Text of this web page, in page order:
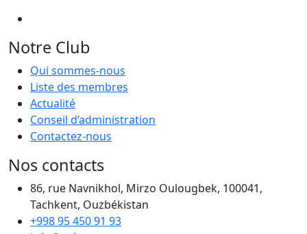
Notre Club
Qui sommes-nous
Liste des membres
Actualité
Conseil d’administration
Contactez-nous
Nos contacts
86, rue Navnikhol, Mirzo Oulougbek, 100041,
Tachkent, Ouzbékistan
+998 95 450 91 93